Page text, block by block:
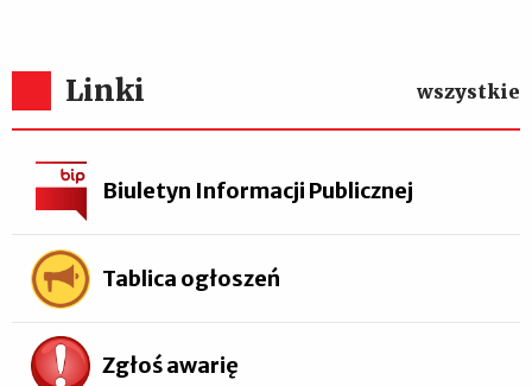
Linki wszystkie
Biuletyn Informacji Publicznej
Tablica ogłoszeń
Zgłoś awarię